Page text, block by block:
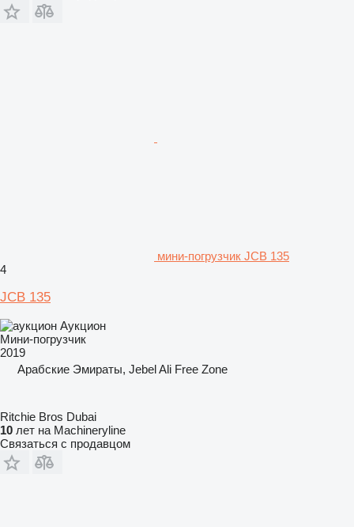
мини-погрузчик JCB 135
4
JCB 135
Аукцион
Мини-погрузчик
2019
Арабские Эмираты, Jebel Ali Free Zone
Ritchie Bros Dubai
10 лет на Machineryline
Связаться с продавцом